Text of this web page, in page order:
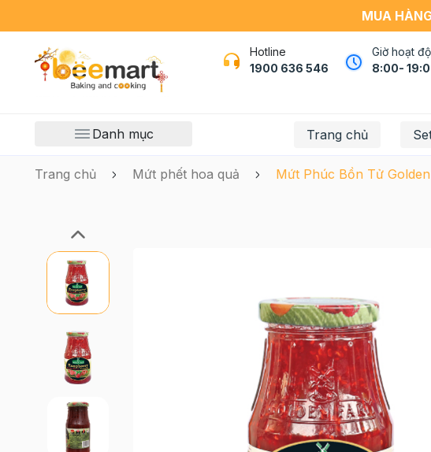
MUA
Hotline
1900 636 546
Giờ hoạt
8:00-
Danh mục Trang chủ
Trang chủ Mứt phết hoa quả Mứt Phúc Bồn Tử